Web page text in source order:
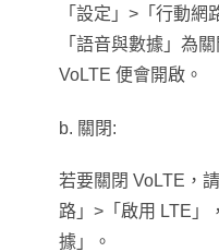
「設定」>「行動網
「語音與數據」為
VoLTE 便會開啟。
b. 關閉:
若要關閉 VoLTE，
路」>「啟用 LTE」
據」。